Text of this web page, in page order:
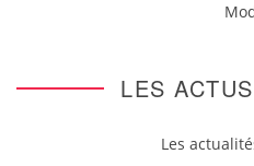
LES
Les